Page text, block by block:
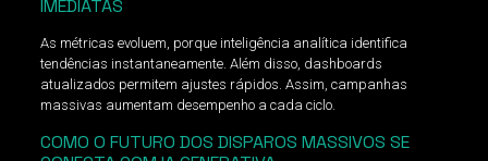
IMEDIATAS
As métricas evoluem, porque inteligência analítica identifica
tendências instantaneamente. Além disso, dashboards
atualizados permitem ajustes rápidos. Assim, campanhas
massivas aumentam desempenho a cada ciclo.
COMO O FUTURO DOS DISPAROS MASSIVOS SE